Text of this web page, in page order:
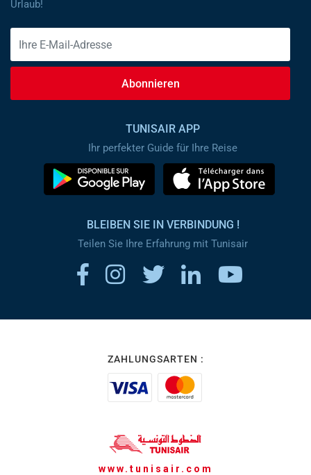
Urlaub!
Abonnieren
TUNISAIR APP
Ihr perfekter Guide für Ihre Reise
BLEIBEN SIE IN VERBINDUNG !
Teilen Sie Ihre Erfahrung mit Tunisair
ZAHLUNGSARTEN :
www.tunisair.com